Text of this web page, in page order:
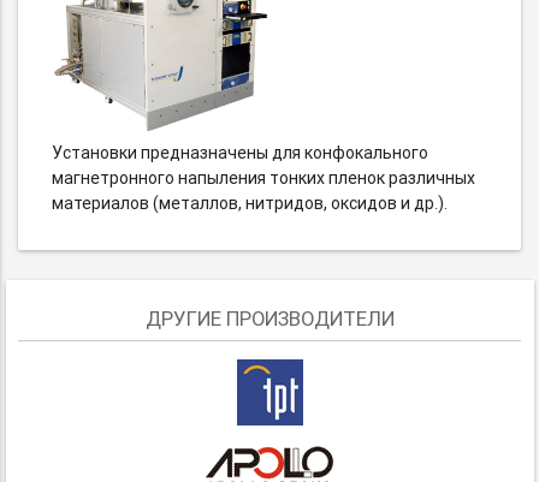
Установки предназначены для конфокального
магнетронного напыления тонких пленок различных
материалов (металлов, нитридов, оксидов и др.).
ДРУГИЕ ПРОИЗВОДИТЕЛИ